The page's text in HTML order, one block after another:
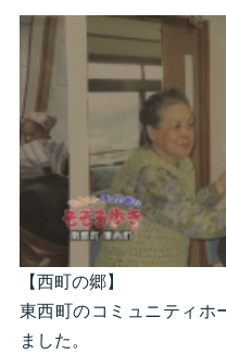
【西町の郷】
東西町のコミュニティホ
ました。